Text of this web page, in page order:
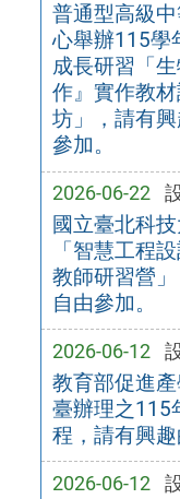
普通型高級
心舉辦115學
成長研習「
作』實作教
坊」，請有
參加。
2026-06-22
國立臺北科
「智慧工程
教師研習營
自由參加。
2026-06-12
教育部促進
臺辦理之115
程，請有興趣
2026-06-12